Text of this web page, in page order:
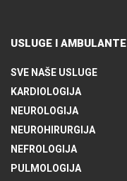
USLUGE I AMBULANTE
SVE NAŠE USLUGE
KARDIOLOGIJA
NEUROLOGIJA
NEUROHIRURGIJA
NEFROLOGIJA
PULMOLOGIJA